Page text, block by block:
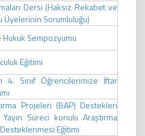
Dersi (Haksız Rekabet ve
Üyelerinin Sorumluluğu)
Hukuk Sempozyumu
Eğitimi
4. Sınıf Öğrencilerimize İftar
Projeleri (BAP) Destekleri
Süreci konulu Araştırma
Eğitimi